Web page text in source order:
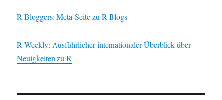
R Bloggers: Meta-Seite zu R Blogs
R Weekly: Ausführlicher internationaler Überblick über
Neuigkeiten zu R